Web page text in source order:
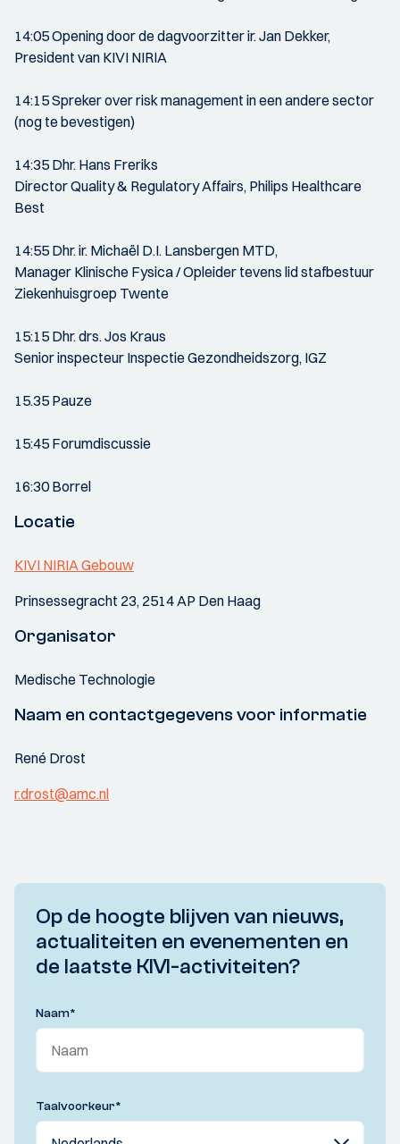
14:05 Opening door de dagvoorzitter ir. Jan Dekker,
President van KIVI NIRIA
14:15 Spreker over risk management in een andere sector
(nog te bevestigen)
14:35 Dhr. Hans Freriks
Director Quality & Regulatory Affairs, Philips Healthcare
Best
14:55 Dhr. ir. Michaël D.I. Lansbergen MTD,
Manager Klinische Fysica / Opleider tevens lid stafbestuur
Ziekenhuisgroep Twente
15:15 Dhr. drs. Jos Kraus
Senior inspecteur Inspectie Gezondheidszorg, IGZ
15.35 Pauze
15:45 Forumdiscussie
16:30 Borrel
Locatie
KIVI NIRIA Gebouw
Prinsessegracht 23, 2514 AP Den Haag
Organisator
Medische Technologie
Naam en contactgegevens voor informatie
René Drost
r.drost@amc.nl
Op de hoogte blijven van nieuws,
actualiteiten en evenementen en
de laatste KIVI-activiteiten?
Naam*
Taalvoorkeur*